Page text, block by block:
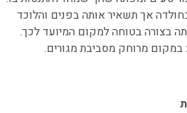
אך תשאיר אותה בפנים והלוכד
בצורה בטוחה למקום המיועד לכך.
מרוחק מסביבת מגורים.